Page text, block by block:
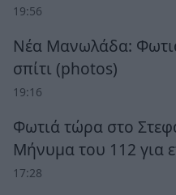
19:56
Νέα Μανωλάδα:
σπίτι (photos)
19:16
Φωτιά τώρα στο
Μήνυμα του 112 για
17:28